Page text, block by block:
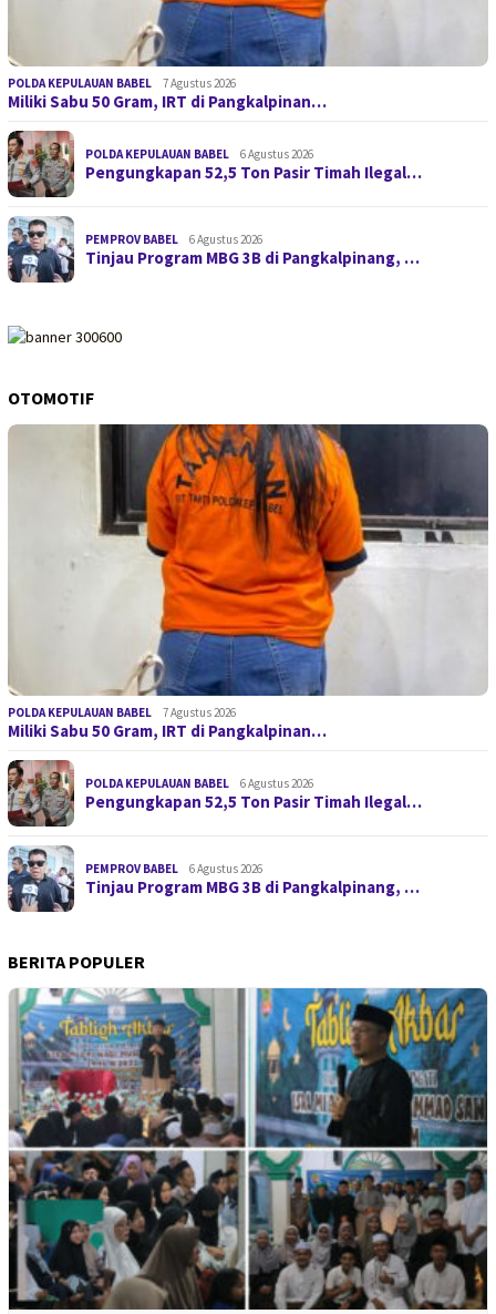
POLDA KEPULAUAN BABEL 7 Agustus 2026
Miliki Sabu 50 Gram, IRT di Pangkalpinan…
POLDA KEPULAUAN BABEL 6 Agustus 2026
Pengungkapan 52,5 Ton Pasir Timah Ilegal…
PEMPROV BABEL 6 Agustus 2026
Tinjau Program MBG 3B di Pangkalpinang, …
OTOMOTIF
POLDA KEPULAUAN BABEL 7 Agustus 2026
Miliki Sabu 50 Gram, IRT di Pangkalpinan…
POLDA KEPULAUAN BABEL 6 Agustus 2026
Pengungkapan 52,5 Ton Pasir Timah Ilegal…
PEMPROV BABEL 6 Agustus 2026
Tinjau Program MBG 3B di Pangkalpinang, …
BERITA POPULER